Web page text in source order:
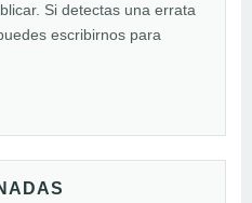
Si detectas una errata
escribirnos para